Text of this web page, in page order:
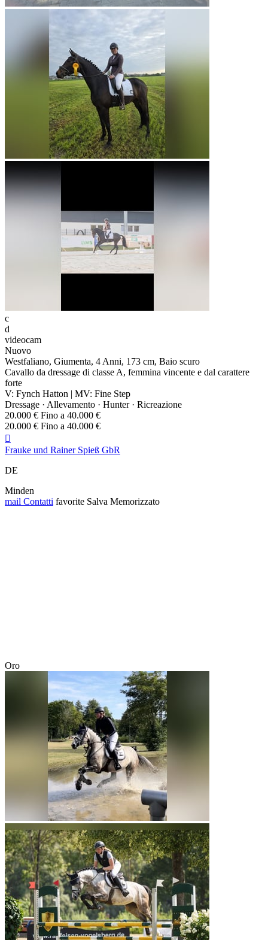
c
d
videocam
Nuovo
Westfaliano, Giumenta, 4 Anni, 173 cm, Baio scuro
Cavallo da dressage di classe A, femmina vincente e dal carattere
forte
V: Fynch Hatton | MV: Fine Step
Dressage · Allevamento · Hunter · Ricreazione
20.000 € Fino a 40.000 €
20.000 € Fino a 40.000 €

Frauke und Rainer Spieß GbR
DE
Minden
mail Contatti favorite Salva Memorizzato
Oro